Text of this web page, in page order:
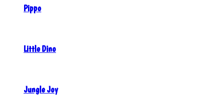
Pippo
Little Dino
Jungle Joy